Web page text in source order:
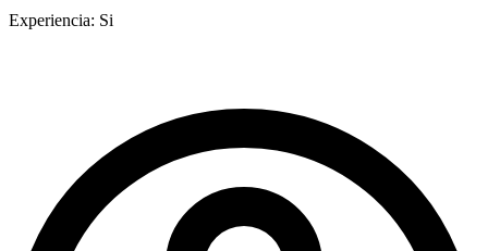
Experiencia: Si